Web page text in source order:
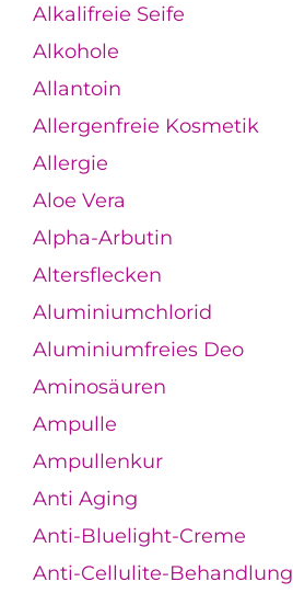
Alkalifreie Seife
Alkohole
Allantoin
Allergenfreie Kosmetik
Allergie
Aloe Vera
Alpha-Arbutin
Altersflecken
Aluminiumchlorid
Aluminiumfreies Deo
Aminosäuren
Ampulle
Ampullenkur
Anti Aging
Anti-Bluelight-Creme
Anti-Cellulite-Behandlung